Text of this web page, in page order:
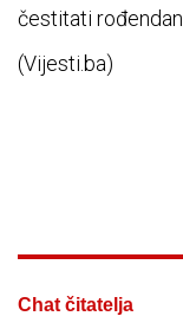
čestitati
(Vijesti.ba)
Chat čitatelja